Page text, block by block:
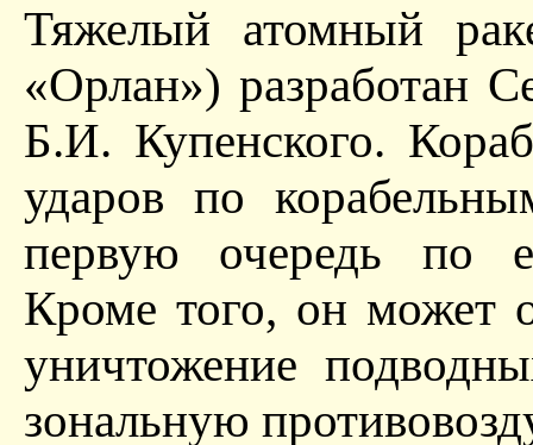
Тяжелый атомный
«Орлан») разработан
Б.И. Купенского.
ударов по
первую очередь по
Кроме того, он может
уничтожение
зональную